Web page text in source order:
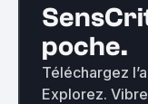
poche.
Téléchargez
Explorez.